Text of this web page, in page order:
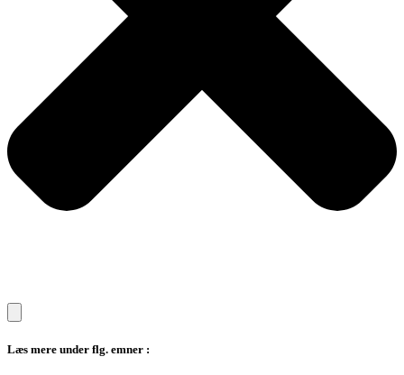
Læs mere under flg. emner :